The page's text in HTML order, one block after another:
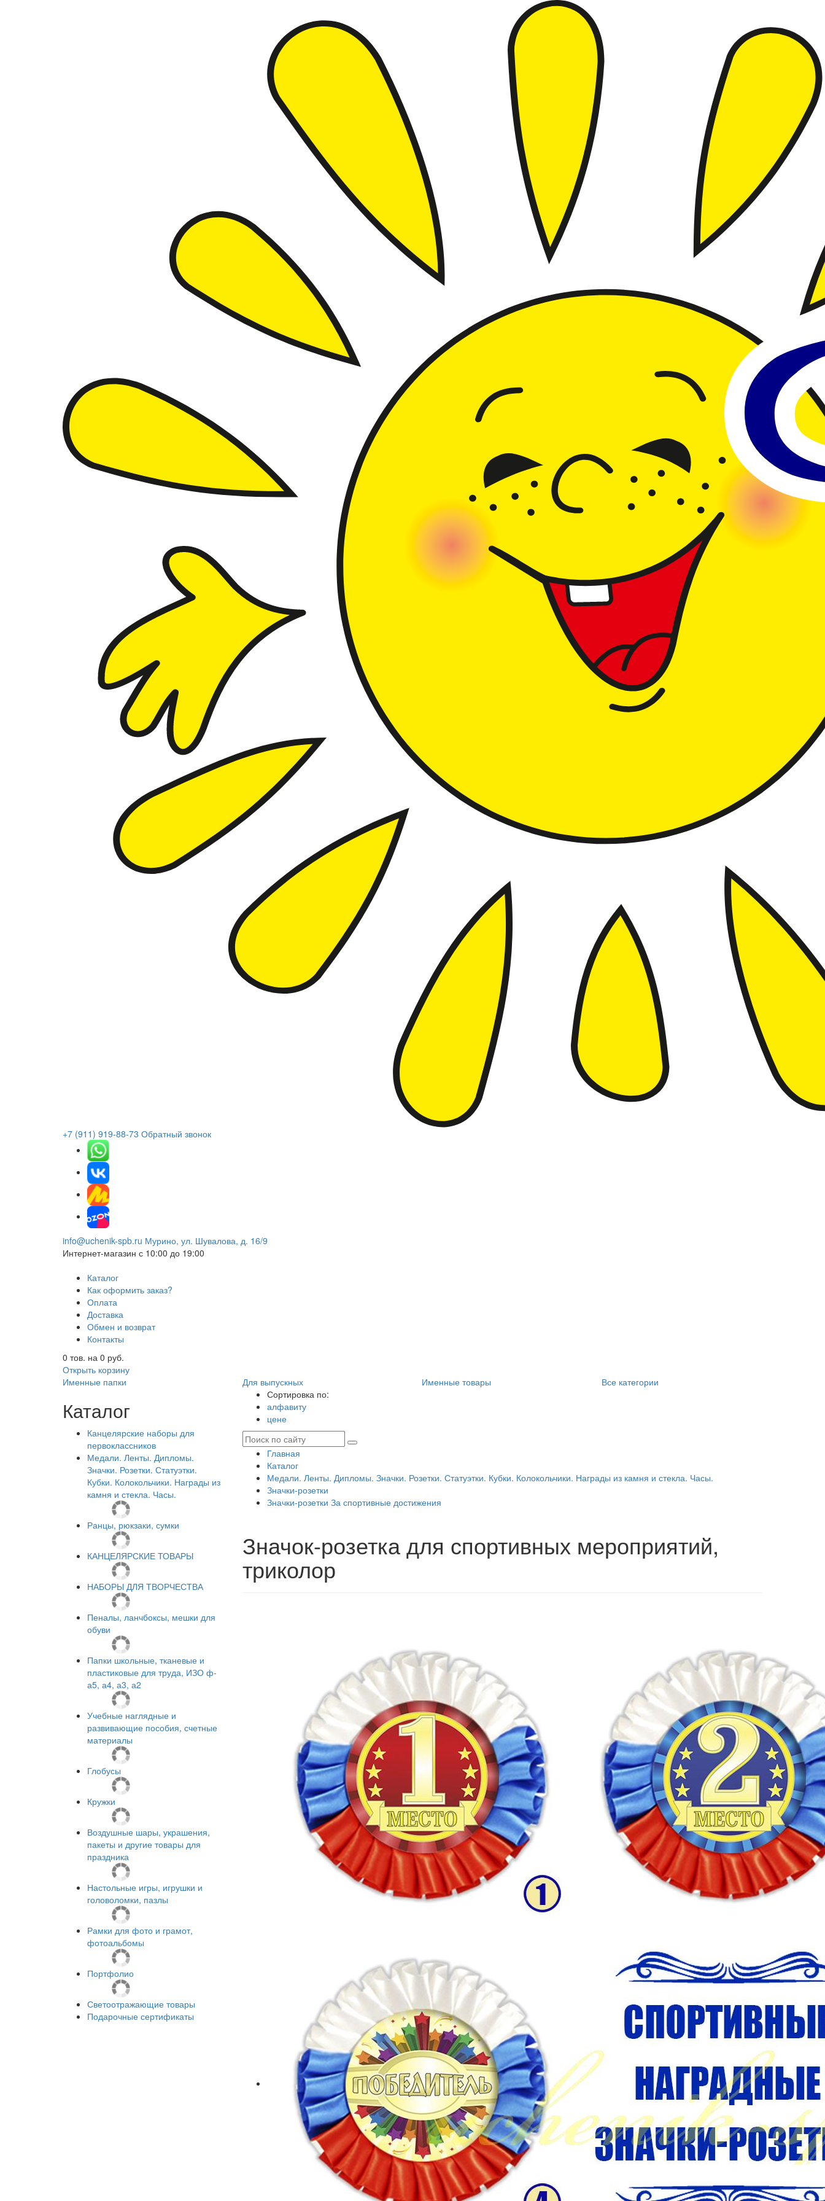
+7 (911) 919-88-73 Обратный звонок
info@uchenik-spb.ru Мурино, ул. Шувалова, д. 16/9
Интернет-магазин с 10:00 до 19:00
Каталог
Как оформить заказ?
Оплата
Доставка
Обмен и возврат
Контакты
0 тов. на 0 руб.
Открыть корзину
Именные папки
Для выпускных Именные товары Все категории
Каталог
Канцелярские наборы для
первоклассников
Медали. Ленты. Дипломы.
Значки. Розетки. Статуэтки.
Кубки. Колокольчики. Награды из
камня и стекла. Часы.
Ранцы, рюкзаки, сумки
КАНЦЕЛЯРСКИЕ ТОВАРЫ
НАБОРЫ ДЛЯ ТВОРЧЕСТВА
Пеналы, ланчбоксы, мешки для
обуви
Папки школьные, тканевые и
пластиковые для труда, ИЗО ф-
а5, а4, а3, а2
Учебные наглядные и
развивающие пособия, счетные
материалы
Глобусы
Кружки
Воздушные шары, украшения,
пакеты и другие товары для
праздника
Настольные игры, игрушки и
головоломки, пазлы
Рамки для фото и грамот,
фотоальбомы
Портфолио
Светоотражающие товары
Подарочные сертификаты
Сортировка по:
алфавиту
цене
Главная
Каталог
Медали. Ленты. Дипломы. Значки. Розетки. Статуэтки. Кубки. Колокольчики. Награды из камня и стекла. Часы.
Значки-розетки
Значки-розетки За спортивные достижения
Значок-розетка для спортивных мероприятий,
триколор